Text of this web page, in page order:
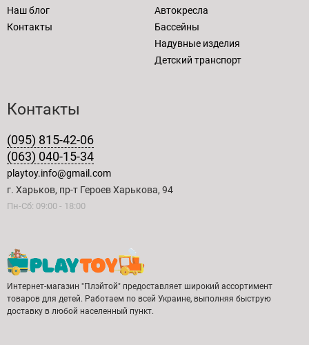
Наш блог
Контакты
Автокресла
Бассейны
Надувные изделия
Детский транспорт
Контакты
(095) 815-42-06
(063) 040-15-34
playtoy.info@gmail.com
г. Харьков, пр-т Героев Харькова, 94
Пн-Сб: 09:00 - 18:00
Интернет-магазин "Плэйтой" предоставляет широкий ассортимент
товаров для детей. Работаем по всей Украине, выполняя быструю
доставку в любой населенный пункт.